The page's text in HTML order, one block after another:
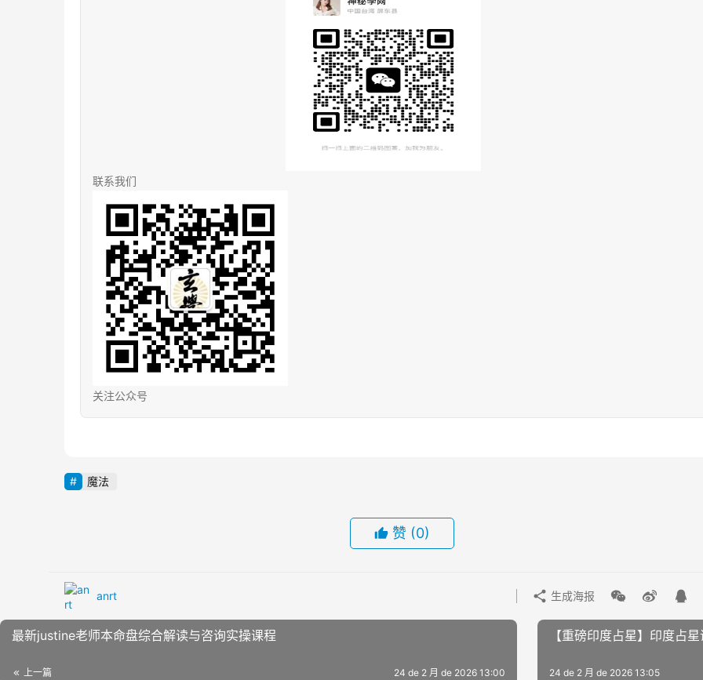
联系我们
关注公众号
魔法
赞 (0)
anrt 生成海报
最新justine老师本命盘综合解读与咨询实操课程
上一篇 24 de 2 月 de 2026 13:00
【重磅印度占星】印度占
24 de 2 月 de 2026 13:05